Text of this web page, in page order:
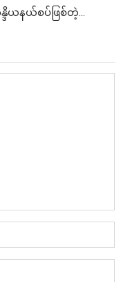
ဒိယနယ်စပ်ဖြစ်တဲ့...